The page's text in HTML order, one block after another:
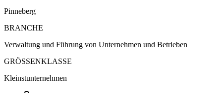
Pinneberg
BRANCHE
Verwaltung und Führung von Unternehmen und Betrieben
GRÖSSENKLASSE
Kleinstunternehmen